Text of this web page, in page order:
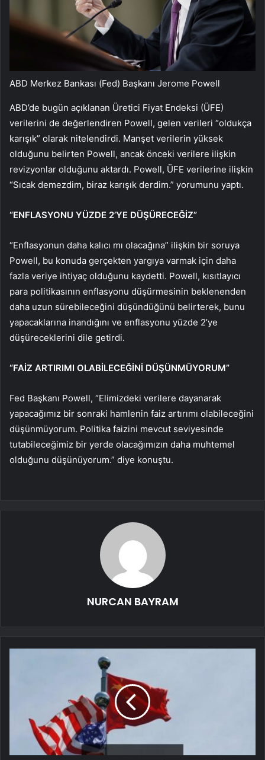
ABD Merkez Bankası (Fed) Başkanı Jerome Powell
ABD’de bugün açıklanan Üretici Fiyat Endeksi (ÜFE)
verilerini de değerlendiren Powell, gelen verileri “oldukça
karışık” olarak nitelendirdi. Manşet verilerin yüksek
olduğunu belirten Powell, ancak önceki verilere ilişkin
revizyonlar olduğunu aktardı. Powell, ÜFE verilerine ilişkin
“Sıcak demezdim, biraz karışık derdim.” yorumunu yaptı.
“ENFLASYONU YÜZDE 2’YE DÜŞÜRECEĞİZ”
“Enflasyonun daha kalıcı mı olacağına” ilişkin bir soruya
Powell, bu konuda gerçekten yargıya varmak için daha
fazla veriye ihtiyaç olduğunu kaydetti. Powell, kısıtlayıcı
para politikasının enflasyonu düşürmesinin beklenenden
daha uzun sürebileceğini düşündüğünü belirterek, bunu
yapacaklarına inandığını ve enflasyonu yüzde 2’ye
düşüreceklerini dile getirdi.
“FAİZ ARTIRIMI OLABİLECEĞİNİ DÜŞÜNMÜYORUM”
Fed Başkanı Powell, “Elimizdeki verilere dayanarak
yapacağımız bir sonraki hamlenin faiz artırımı olabileceğini
düşünmüyorum. Politika faizini mevcut seviyesinde
tutabileceğimiz bir yerde olacağımızın daha muhtemel
olduğunu düşünüyorum.” diye konuştu.
NURCAN BAYRAM